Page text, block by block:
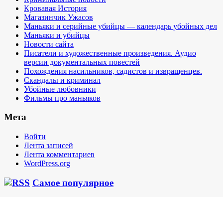
Кровавая История
Магазинчик Ужасов
Маньяки и серийные убийцы — календарь убойных дел
Маньяки и убийцы
Новости сайта
Писатели и художественные произведения. Аудио
версии документальных повестей
Похождения насильников, садистов и извращенцев.
Скандалы и криминал
Убойные любовники
Фильмы про маньяков
Мета
Войти
Лента записей
Лента комментариев
WordPress.org
Самое популярное